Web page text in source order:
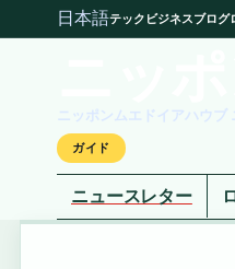
日本語テック ビジネスブログ
ニッポンムエドイアハウブ
ガイド
ニュースレター